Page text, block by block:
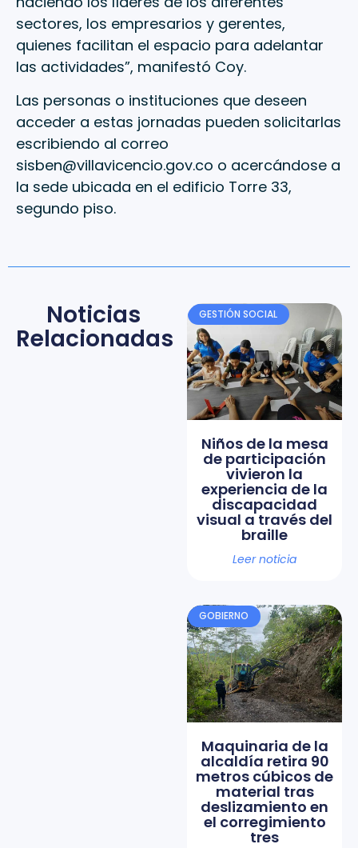
sectores, los empresarios y gerentes,
quienes facilitan el espacio para adelantar
las actividades”, manifestó Coy.
Las personas o instituciones que deseen
acceder a estas jornadas pueden solicitarlas
escribiendo al correo
sisben@villavicencio.gov.co o acercándose a
la sede ubicada en el edificio Torre 33,
segundo piso.
Noticias
Relacionadas
GESTIÓN SOCIAL
Niños de la mesa
de participación
vivieron la
experiencia de la
discapacidad
visual a través del
braille
Leer noticia
GOBIERNO
Maquinaria de la
alcaldía retira 90
metros cúbicos de
material tras
deslizamiento en
el corregimiento
tres